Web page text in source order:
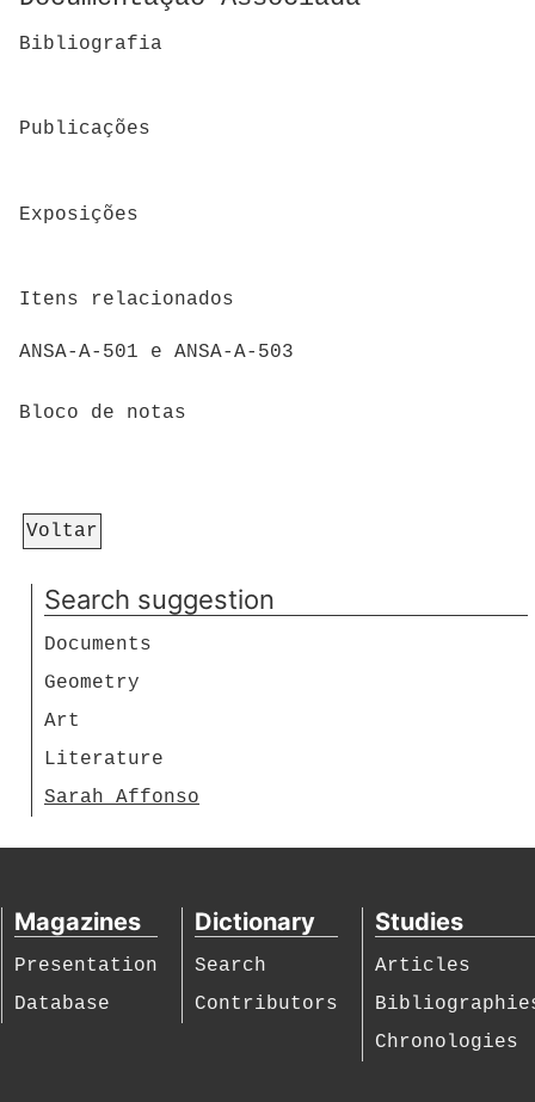
Bibliografia
Publicações
Exposições
Itens relacionados
ANSA-A-501 e ANSA-A-503
Bloco de notas
Voltar
Search suggestion
Documents
Geometry
Art
Literature
Sarah Affonso
Magazines
Presentation
Database
Dictionary
Search
Contributors
Studies
Articles
Chronologies